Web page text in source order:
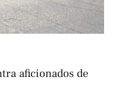
aficionados de